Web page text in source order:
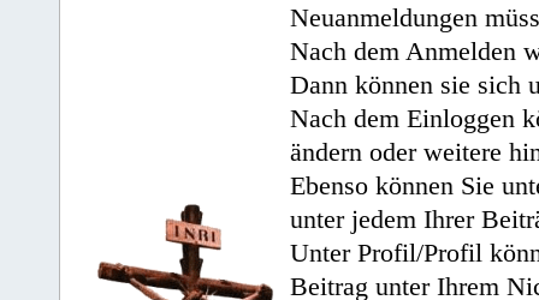
Neuanmeldungen
Nach dem Anmelden
Dann können sie sich
Nach dem Einloggen
ändern oder weitere
Ebenso können Sie
unter jedem Ihrer
Unter Profil/Profil
Beitrag unter Ihrem